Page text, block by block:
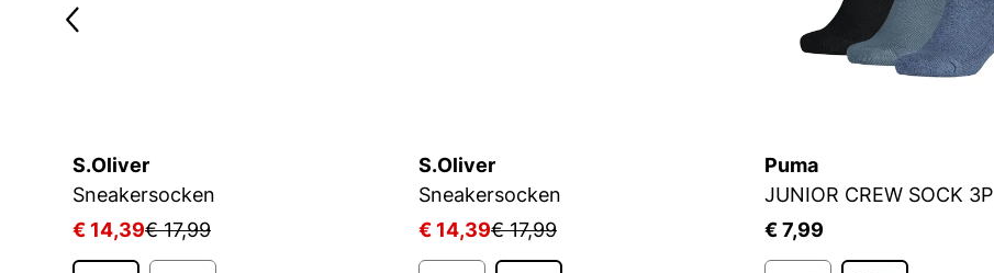
S.Oliver
Sneakersocken
€ 14,39€ 17,99
S.Oliver
Sneakersocken
€ 14,39€ 17,99
Puma
JUNIOR CREW SOCK 3P
€ 7,99